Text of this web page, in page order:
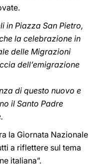
in Piazza San Pietro,
la celebrazione in
delle Migrazioni
dell’emigrazione
di questo nuovo e
il Santo Padre
la Giornata Nazionale
a riflettere sul tema
italiana”.